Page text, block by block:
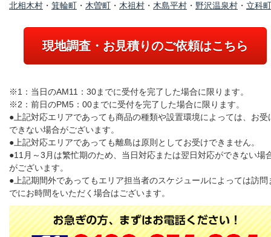
北相木村 ・ 箕輪町 ・ 木曽町 ・ 木祖村 ・ 木島平村 ・ 野沢温泉村 ・ 立科町
現地調査・お見積りのご依頼はこちら
※1：当日のAM11：30までに受付を完了した場合に限ります。
※2：前日のPM5：00までに受付を完了した場合に限ります。
●上記対応エリアであっても商品の種類や設置環境によっては、お受
できない場合がございます。
●上記対応エリアであっても離島は原則としてお受けできません。
●11月～3月は繁忙期のため、当日対応または翌日対応ができない場
がございます。
●上記期間外であってもエリア担当者のスケジュールによっては訪問
でにお時間をいただく場合はございます。